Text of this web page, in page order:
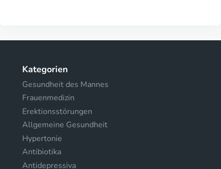
Kategorien
Gesundheit des Mannes
Frauenmedizin
Erektionsstörungen
Allgemeine Gesundheit
Hypertonie
Antibiotika
Antidepressiva